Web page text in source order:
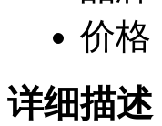
价格
详细描述